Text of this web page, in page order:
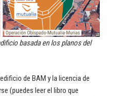
basada en los planos del
de BAM y la licencia de
(puedes leer el libro que